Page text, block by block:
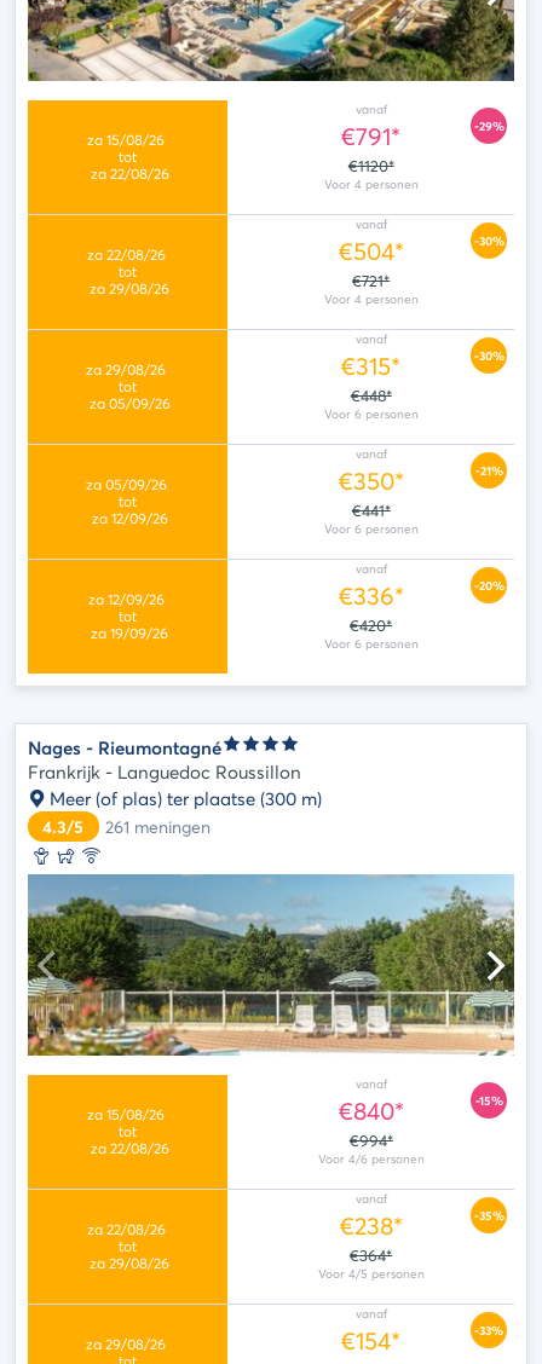
-29%
vanaf
€791*
€1120*
-30%
vanaf
€504*
€721*
-30%
vanaf
€315*
€448*
-21%
vanaf
€350*
€441*
-20%
vanaf
€336*
€420*
Nages - Rieumontagné
Frankrijk - Languedoc Roussillon
Meer (of plas) ter plaatse (300 m)
4.3/5 261 meningen
-15%
vanaf
€840*
€994*
-35%
vanaf
€238*
€364*
-33%
vanaf
€154*